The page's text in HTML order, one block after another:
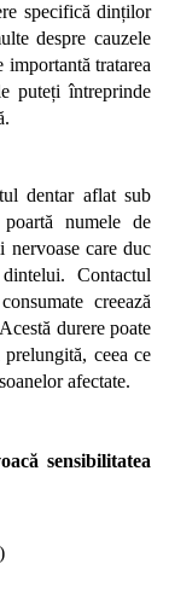
specifică dinților
despre cauzele
importantă tratarea
puteți întreprinde
dentar aflat sub
numele de
nervoase care duc
Contactul
creează
durere poate
ceea ce
afectate.
sensibilitatea